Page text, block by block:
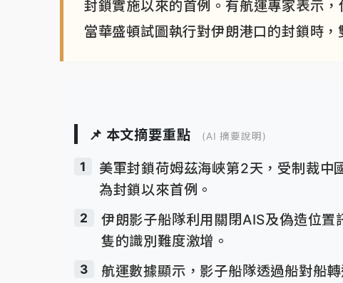
封鎖實施以來的首例。有航運專家表示
當華盛頓試圖執行對伊朗港口的封鎖時
📌 本文摘要重點 (AI 摘要說明)
1
美軍封鎖荷姆茲海峽第2天，受制裁中
為封鎖以來首例。
2
伊朗影子船隊利用關閉AIS及偽造位
隻的識別難度激增。
3
航運數據顯示，影子船隊透過船對船